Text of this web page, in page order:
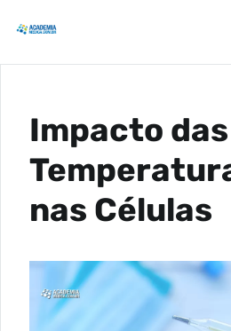
Impacto das
nas Células